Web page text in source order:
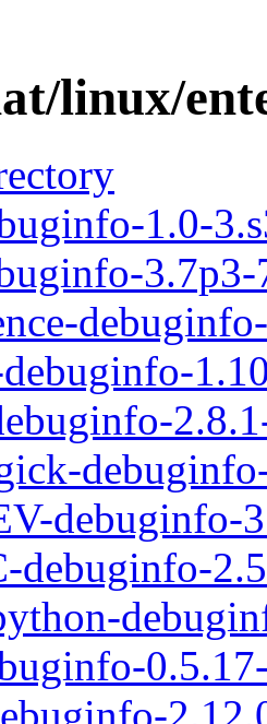
linux/
1.0-
debuginfo-
debuginfo-